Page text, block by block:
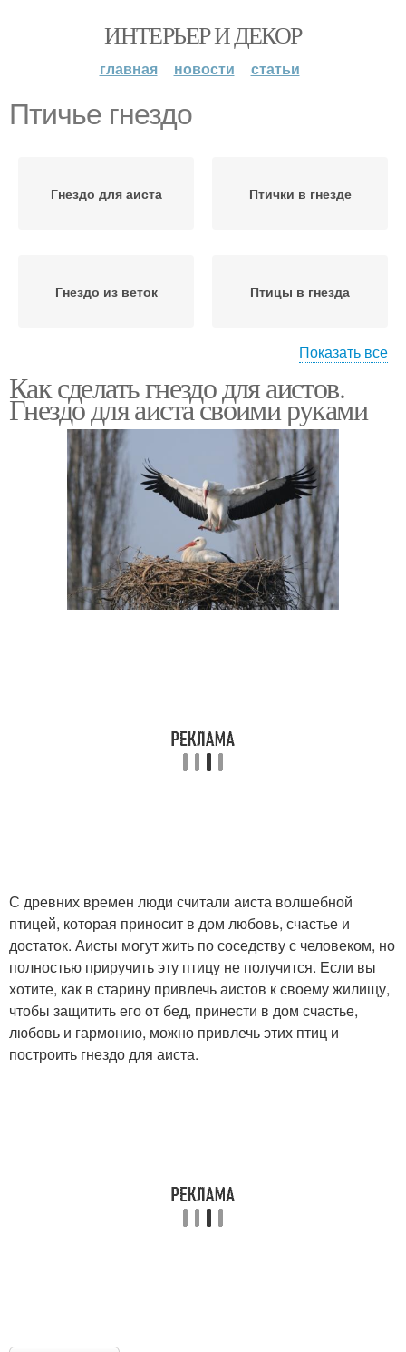
ИНТЕРЬЕР И ДЕКОР
главная новости статьи
Птичье гнездо
Гнездо для аиста Птички в гнезде
Гнездо из веток Птицы в гнезда
Декоративное гнездо
Показать все
Как сделать гнездо для аистов.
Гнездо для аиста своими руками
С древних времен люди считали аиста волшебной
птицей, которая приносит в дом любовь, счастье и
достаток. Аисты могут жить по соседству с человеком, но
полностью приручить эту птицу не получится. Если вы
хотите, как в старину привлечь аистов к своему жилищу,
чтобы защитить его от бед, принести в дом счастье,
любовь и гармонию, можно привлечь этих птиц и
построить гнездо для аиста.